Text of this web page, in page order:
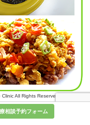
All Rights Reserved.
相談予約フォーム